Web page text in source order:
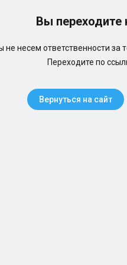
Вы переходите
не несем ответственности за
Переходите по
Вернуться на сайт